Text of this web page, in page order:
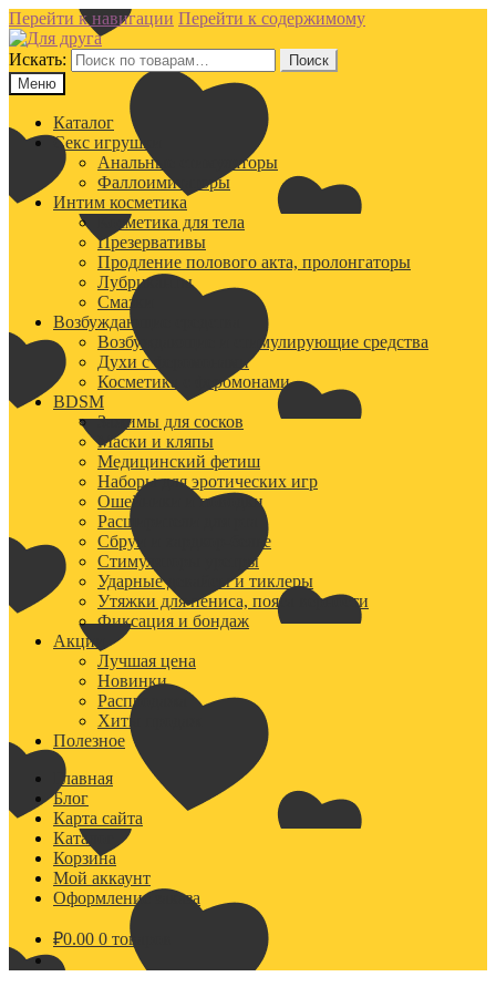
Перейти к навигации Перейти к содержимому
Искать:
Поиск
Меню
Каталог
Секс игрушки
Анальные стимуляторы
Фаллоимитаторы
Интим косметика
Косметика для тела
Презервативы
Продление полового акта, пролонгаторы
Лубриканты
Смазки
Возбуждающие средства
Возбуждающие и стимулирующие средства
Духи с феромонами
Косметика с феромонами
BDSM
Зажимы для сосков
Маски и кляпы
Медицинский фетиш
Наборы для эротических игр
Ошейники и поводки
Расширители для рта
Сбруи и хардкор-белье
Стимуляторы уретры
Ударные девайсы и тиклеры
Утяжки для пениса, пояса верности
Фиксация и бондаж
Акции
Лучшая цена
Новинки
Распродажа
Хиты продаж
Полезное
Главная
Блог
Карта сайта
Каталог
Корзина
Мой аккаунт
Оформление заказа
₽0.00 0 товаров